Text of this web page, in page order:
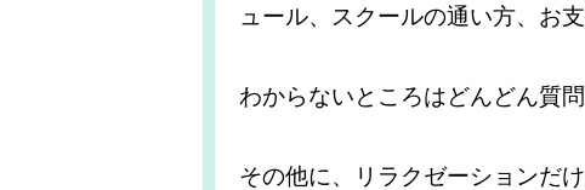
ュール、スクールの通い方、お
わからないところはどんどん質
その他に、リラクゼーションだ